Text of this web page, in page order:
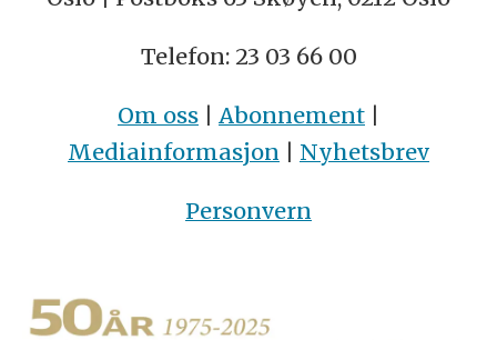
Telefon: 23 03 66 00
Om oss | Abonnement |
Mediainformasjon | Nyhetsbrev
Personvern